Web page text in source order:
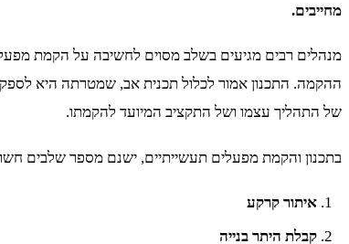
מחייבים.
מנהלים רבים מגיעים בשלב מסוים לחשיבה על הקמת
ההקמה. התכנון אמור לכלול תכנית אב, שמטרתה היא
של התהליך עצמו ושל התקציב המיועד להקמתו.
בתכנון והקמת מפעלים תעשייתיים, ישנם מספר שלבים
איתור קרקע
קבלת היתר בנייה